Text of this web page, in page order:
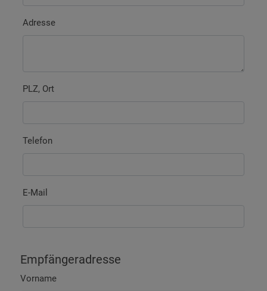
Adresse
PLZ, Ort
Telefon
E-Mail
Empfängeradresse
Vorname